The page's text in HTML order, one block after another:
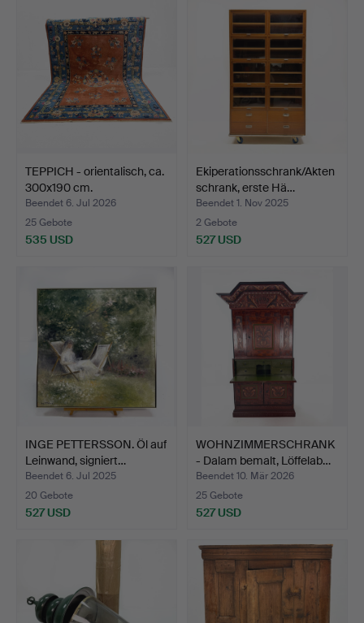
TEPPICH - orientalisch, ca.
300x190 cm.
Beendet 6. Jul 2026
25 Gebote
535 USD
Ekiperationsschrank/Akten
schrank, erste Hä…
Beendet 1. Nov 2025
2 Gebote
527 USD
INGE PETTERSSON. Öl auf
Leinwand, signiert…
Beendet 6. Jul 2025
20 Gebote
527 USD
WOHNZIMMERSCHRANK
- Dalam bemalt, Löffelab…
Beendet 10. Mär 2026
25 Gebote
527 USD